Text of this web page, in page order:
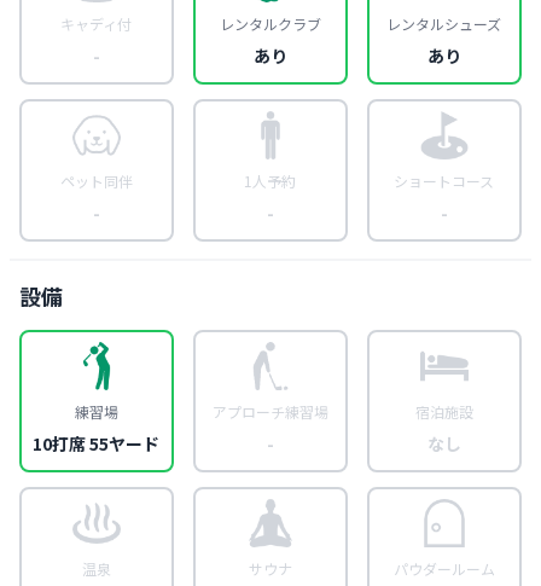
キャディ付
-
レンタルクラブ
あり
レンタルシューズ
あり
ペット同伴
-
1人予約
-
ショートコース
-
設備
練習場
10打席 55ヤード
アプローチ練習場
-
宿泊施設
なし
温泉 サウナ パウダールーム